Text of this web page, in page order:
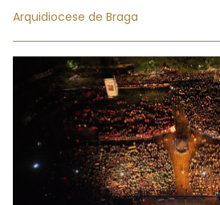
Arquidiocese de Braga